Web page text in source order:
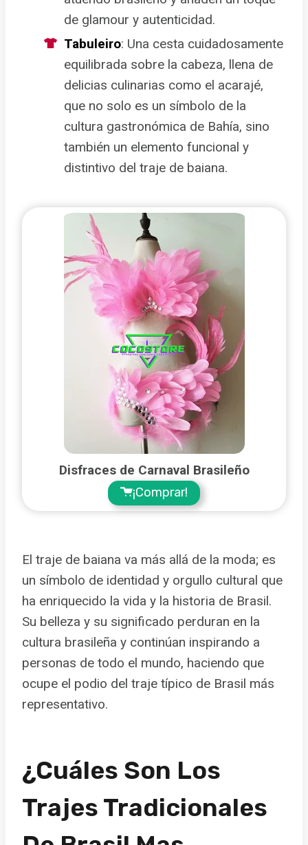
de glamour y autenticidad.
Tabuleiro: Una cesta cuidadosamente
equilibrada sobre la cabeza, llena de
delicias culinarias como el acarajé,
que no solo es un símbolo de la
cultura gastronómica de Bahía, sino
también un elemento funcional y
distintivo del traje de baiana.
Disfraces de Carnaval Brasileño
¡Comprar!
El traje de baiana va más allá de la moda; es
un símbolo de identidad y orgullo cultural que
ha enriquecido la vida y la historia de Brasil.
Su belleza y su significado perduran en la
cultura brasileña y continúan inspirando a
personas de todo el mundo, haciendo que
ocupe el podio del traje típico de Brasil más
representativo.
¿Cuáles Son Los
Trajes Tradicionales